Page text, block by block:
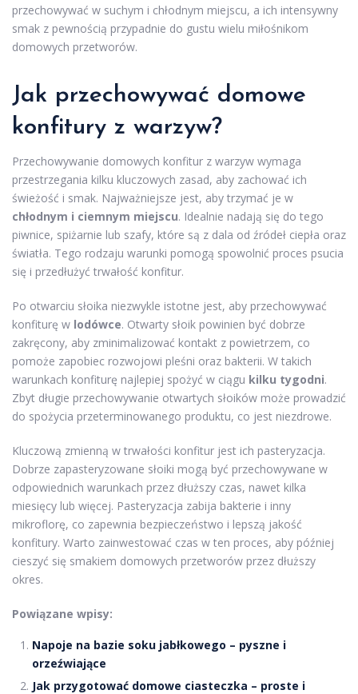
przechowywać w suchym i chłodnym miejscu, a ich intensywny
smak z pewnością przypadnie do gustu wielu miłośnikom
domowych przetworów.
Jak przechowywać domowe
konfitury z warzyw?
Przechowywanie domowych konfitur z warzyw wymaga
przestrzegania kilku kluczowych zasad, aby zachować ich
świeżość i smak. Najważniejsze jest, aby trzymać je w
chłodnym i ciemnym miejscu. Idealnie nadają się do tego
piwnice, spiżarnie lub szafy, które są z dala od źródeł ciepła oraz
światła. Tego rodzaju warunki pomogą spowolnić proces psucia
się i przedłużyć trwałość konfitur.
Po otwarciu słoika niezwykle istotne jest, aby przechowywać
konfiturę w lodówce. Otwarty słoik powinien być dobrze
zakręcony, aby zminimalizować kontakt z powietrzem, co
pomoże zapobiec rozwojowi pleśni oraz bakterii. W takich
warunkach konfiturę najlepiej spożyć w ciągu kilku tygodni.
Zbyt długie przechowywanie otwartych słoików może prowadzić
do spożycia przeterminowanego produktu, co jest niezdrowe.
Kluczową zmienną w trwałości konfitur jest ich pasteryzacja.
Dobrze zapasteryzowane słoiki mogą być przechowywane w
odpowiednich warunkach przez dłuższy czas, nawet kilka
miesięcy lub więcej. Pasteryzacja zabija bakterie i inny
mikroflorę, co zapewnia bezpieczeństwo i lepszą jakość
konfitury. Warto zainwestować czas w ten proces, aby później
cieszyć się smakiem domowych przetworów przez dłuższy
okres.
Powiązane wpisy:
Napoje na bazie soku jabłkowego – pyszne i
orzeźwiające
Jak przygotować domowe ciasteczka – proste i